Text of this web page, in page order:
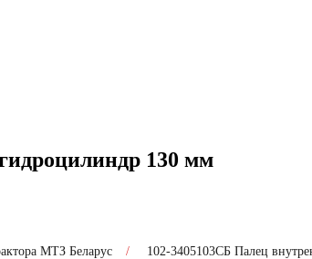
130 мм
МТЗ Беларус / 102-3405103СБ Палец